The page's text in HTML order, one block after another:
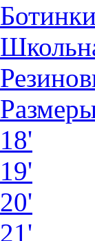
Ботинки
18'
19'
20'
21'